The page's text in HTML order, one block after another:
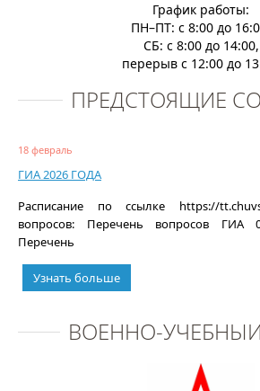
График работы:
ПН–ПТ: с 8:00 до
СБ: с 8:00 до 14:00,
перерыв с 12:00 до
ПРЕДСТОЯЩИЕ
18 февраль
ГИА 2026 ГОДА
Расписание по ссылке https://
вопросов: Перечень вопросов ГИА
Перечень
Узнать больше
ВОЕННО-